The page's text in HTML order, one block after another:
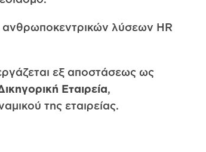
λύσεων HR
εξ αποστάσεως ως
Εταιρεία
της εταιρείας.